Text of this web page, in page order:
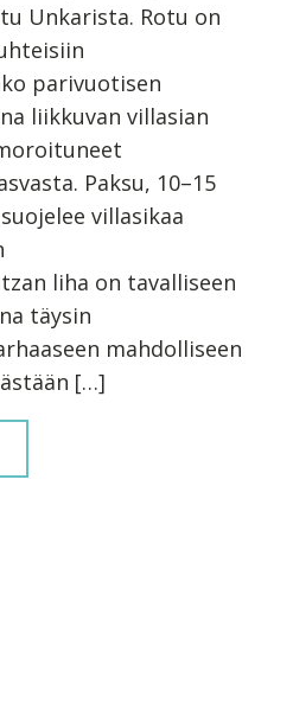
Unkarista. Rotu on
parivuotisen
liikkuvan villasian
Paksu, 10–15
villasikaa
liha on tavalliseen
täysin
mahdolliseen
[…]